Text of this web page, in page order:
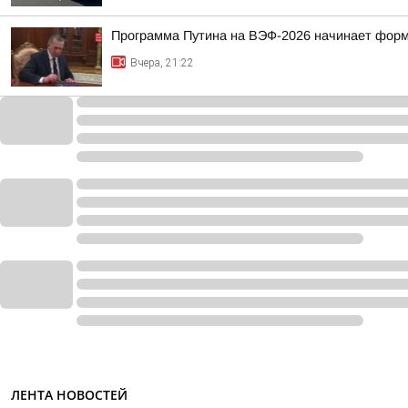
Программа Путина на ВЭФ-2026 начинает
Вчера, 21:22
ЛЕНТА НОВОСТЕЙ